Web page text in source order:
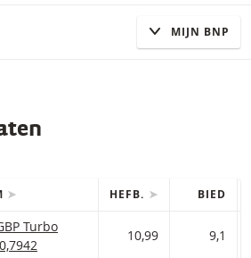
MIJN BNP
producten.
HEFB. BIED
TOEVOEGEN
Turbo Long Met stop loss-niveau
Turbo
10,99 9,1